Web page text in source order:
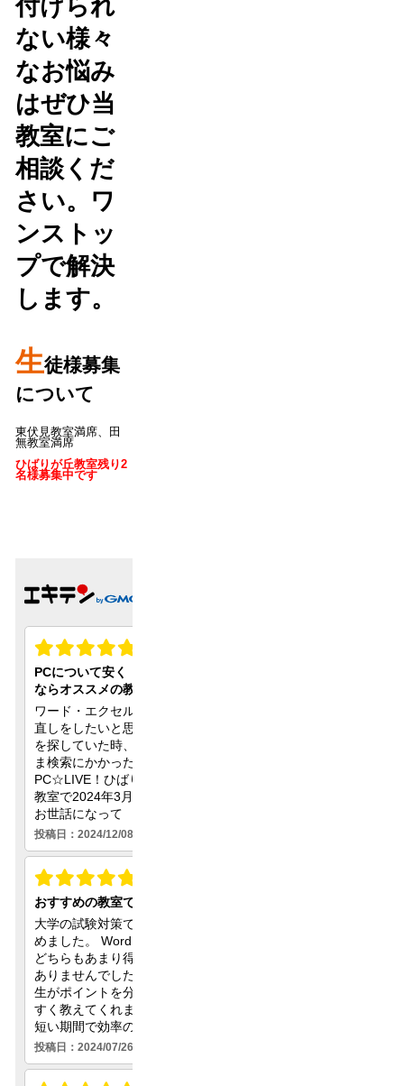
付けられ
ない様々
なお悩み
はぜひ当
教室にご
相談くだ
さい。ワ
ンストッ
プで解決
します。
生徒様募集
について
東伏見教室満席、田
無教室満席
ひばりが丘教室残り2
名様募集中です